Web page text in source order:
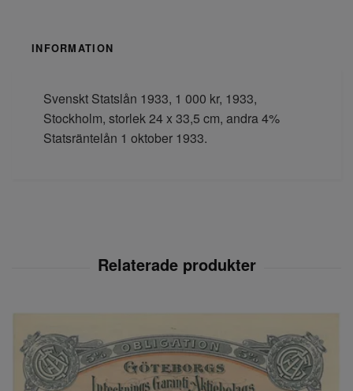
INFORMATION
Svenskt Statslån 1933, 1 000 kr, 1933,
Stockholm, storlek 24 x 33,5 cm, andra 4%
Statsräntelån 1 oktober 1933.